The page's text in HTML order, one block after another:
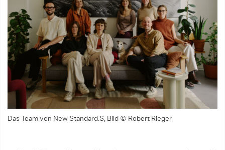
Das Team von New Standard.S, Bild © Robert Rieger